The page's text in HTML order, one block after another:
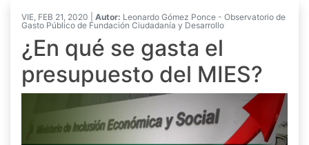
VIE, FEB 21, 2020 | Autor: Leonardo Gómez Ponce - Observatorio de
Gasto Público de Fundación Ciudadanía y Desarrollo
¿En qué se gasta el
presupuesto del MIES?